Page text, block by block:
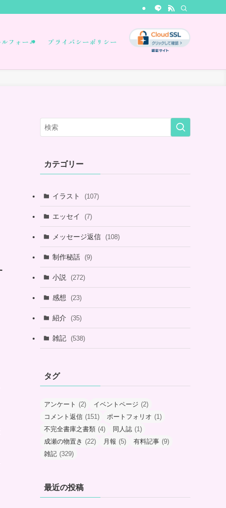
フォーム プライバシーポリシー
カテゴリー
イラスト (107)
エッセイ (7)
メッセージ返信 (108)
制作秘話 (9)
小説 (272)
感想 (23)
紹介 (35)
雑記 (538)
タグ
アンケート (2) イベントページ (2)
コメント返信 (151) ポートフォリオ (1)
不完全書庫之書類 (4) 同人誌 (1)
成瀬の物置き (22) 月報 (5) 有料記事 (9)
雑記 (329)
最近の投稿